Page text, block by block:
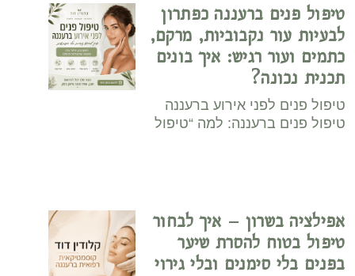
טיפול פנים ברעננה כפתרון
לבעיות עור נקבוביות, מרקם,
כתמים ועור רגיש: איך בונים
תכנית נכונה?
טיפול פנים לפני אירוע ברעננה
טיפול פנים ברעננה: למה “טיפול
אפילציה בשרון – איך לבחור
טיפול בטוח להסרת שיער
בפנים בלי סימנים ובלי גירוי